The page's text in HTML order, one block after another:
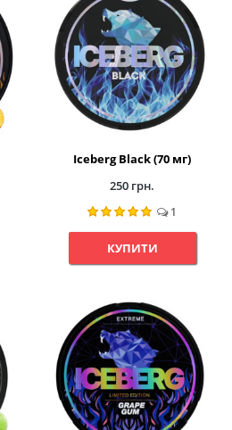
Iceberg Black (70 мг)
250 грн.
1
КУПИТИ